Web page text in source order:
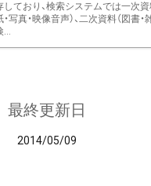
しており、検索システムでは一次資
・写真・映像音声）、二次資料（図書・
...
最終更新日
2014/05/09